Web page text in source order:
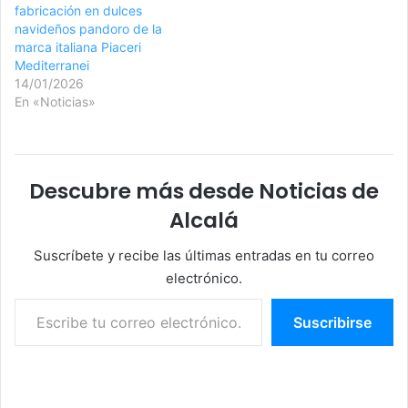
fabricación en dulces
navideños pandoro de la
marca italiana Piaceri
Mediterranei
14/01/2026
En «Noticias»
Descubre más desde Noticias de
Alcalá
Suscríbete y recibe las últimas entradas en tu correo
electrónico.
Escribe tu correo electrónico…
Suscribirse